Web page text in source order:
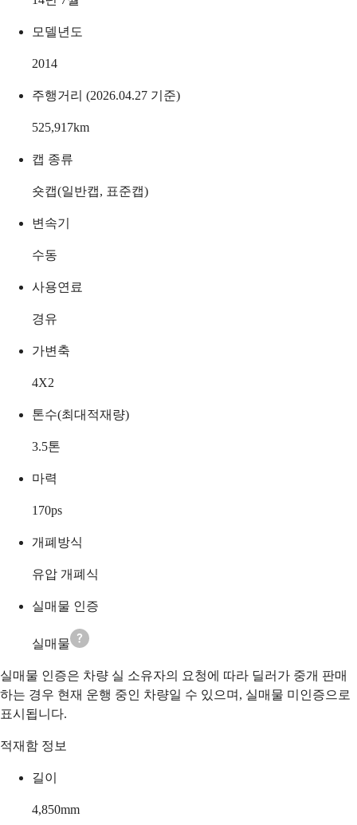
모델년도
2014
주행거리 (2026.04.27 기준)
525,917km
캡 종류
숏캡(일반캡, 표준캡)
변속기
수동
사용연료
경유
가변축
4X2
톤수(최대적재량)
3.5톤
마력
170ps
개폐방식
유압 개폐식
실매물 인증
실매물
실매물 인증은 차량 실 소유자의 요청에 따라 딜러가 중개 판매
하는 경우 현재 운행 중인 차량일 수 있으며, 실매물 미인증으로
표시됩니다.
적재함 정보
길이
4,850mm